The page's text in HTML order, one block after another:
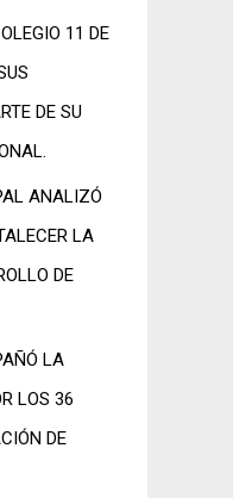
11 DE
DE SU
ANALIZÓ
LA
DE
LA
LOS 36
DE